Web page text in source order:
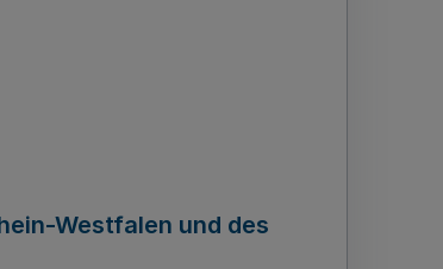
Westfalen und des